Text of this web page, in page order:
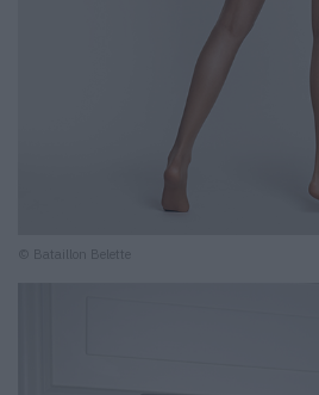
© Bataillon Belette